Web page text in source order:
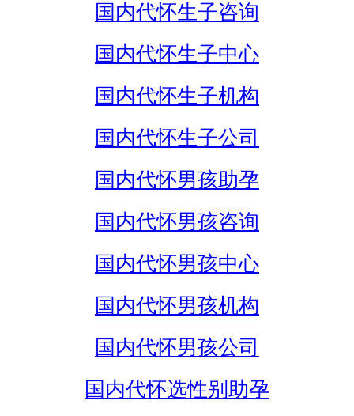
国内代怀生子咨询
国内代怀生子中心
国内代怀生子机构
国内代怀生子公司
国内代怀男孩助孕
国内代怀男孩咨询
国内代怀男孩中心
国内代怀男孩机构
国内代怀男孩公司
国内代怀选性别助孕